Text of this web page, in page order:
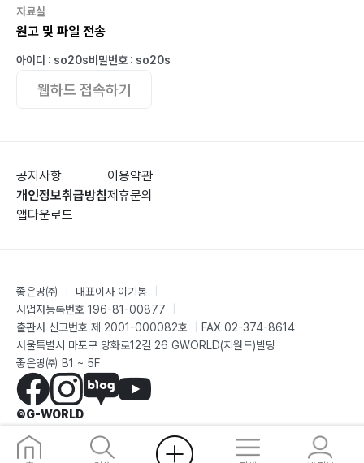
있다. (p.65)
자연법을 길게 다루는 이유도 여기에 있다. 국가를 이해하
려면, 국가보다 먼저 인간의 존엄이 있다는 사실을 알아야
하기 때문이다. 법보다 앞서, 자연인으로서의 인간 존재가
제한된 시간 안에 국가론 관련 책을 단 한 권만 읽어야 한
다면 나는 주저 없이 로크를 권한다. 그 이유는, 자연법에
국가의 기원을 설명하는 전통적 이론은 농업이 식량 생산
성을 높였고, 그 결과 생긴 잉여가 엘리트와 관료, 군대 같
은 비생산 집단을 먹여 살리면서 국가를 만들었다고 본다.
최근 연구는 여기에 중요한 보완점을 제시한다. 국가의 출
현을 가른 것은 단지 잉여의 크기가 아니라, 그 잉여가 저
장 가능하고 몰수 가능했는가 하는 점이었다. (p.128)
자료실
원고 및 파일 전송
아이디 : so20s비밀번호 : so20s
웹하드 접속하기
공지사항
개인정보취급방침
앱다운로드
이용약관
제휴문의
좋은땅㈜ 대표이사 이기봉
사업자등록번호 196-81-00877
출판사 신고번호 제 2001-000082호
FAX 02-374-8614
서울특별시 마포구 양화로12길 26 GWORLD(지월드)빌딩
좋은땅㈜ B1 ~ 5F
©G-WORLD